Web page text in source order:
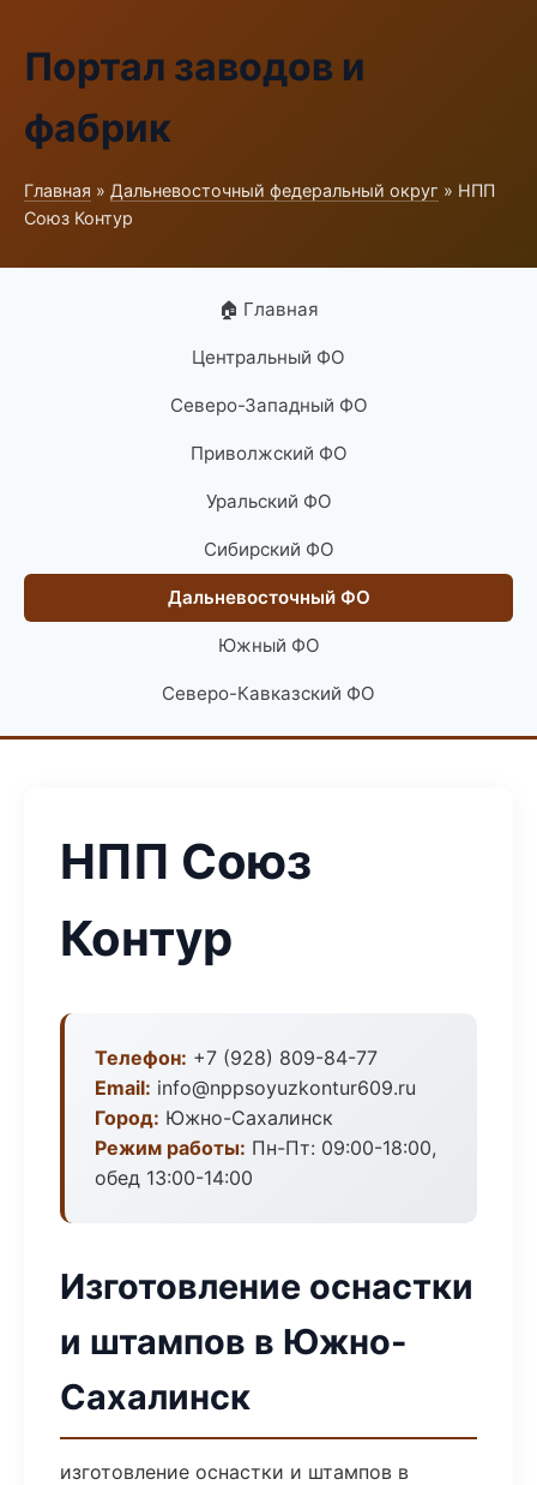
Портал заводов и
фабрик
Главная » Дальневосточный федеральный округ » НПП
Союз Контур
🏠 Главная
Центральный ФО
Северо-Западный ФО
Приволжский ФО
Уральский ФО
Сибирский ФО
Дальневосточный ФО
Южный ФО
Северо-Кавказский ФО
НПП Союз
Контур
Телефон: +7 (928) 809-84-77
Email: info@nppsoyuzkontur609.ru
Город: Южно-Сахалинск
Режим работы: Пн-Пт: 09:00-18:00,
обед 13:00-14:00
Изготовление оснастки
и штампов в Южно-
Сахалинск
изготовление оснастки и штампов в